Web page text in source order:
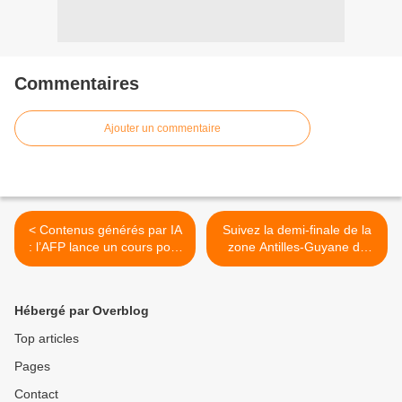
Commentaires
Ajouter un commentaire
< Contenus générés par IA
: l’AFP lance un cours pour
les déceler !
Suivez la demi-finale de la
zone Antilles-Guyane de
Basket sur Guyane La 1ère
Hébergé par Overblog
Top articles
Pages
Contact